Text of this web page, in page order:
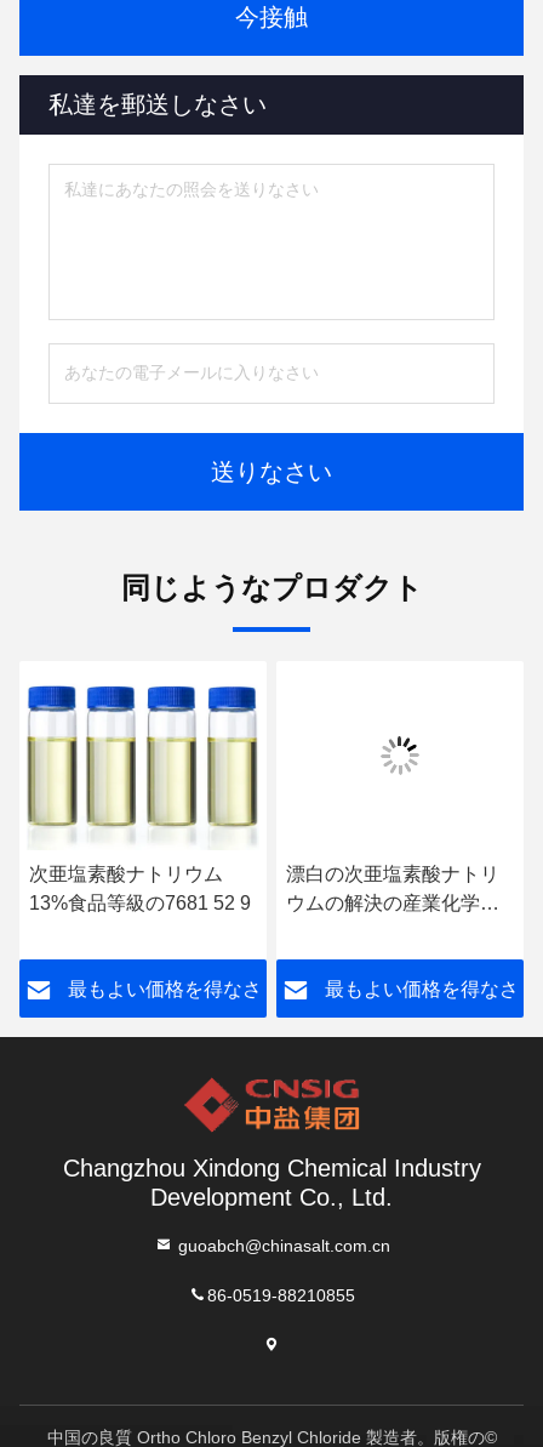
今接触
私達を郵送しなさい
送りなさい
同じようなプロダクト
次亜塩素酸ナトリウム
13%食品等級の7681 52 9
最もよい価格を得なさ
漂白の次亜塩素酸ナトリ
ウムの解決の産業化学薬
最もよい価格を得なさ
Changzhou Xindong Chemical Industry
Development Co., Ltd.
guoabch@chinasalt.com.cn
86-0519-88210855
中国の良質 Ortho Chloro Benzyl Chloride 製造者。版権の©